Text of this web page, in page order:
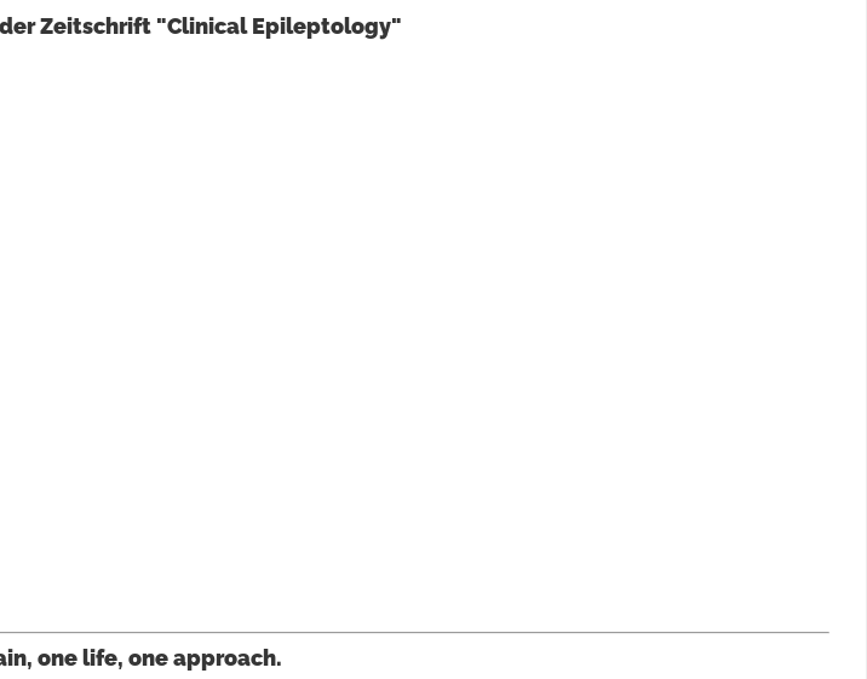
Zeitschrift "Clinical Epileptology"
one life, one approach.